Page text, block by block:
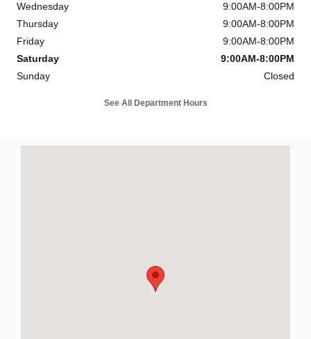
Wednesday
9:00AM-8:00PM
Thursday
9:00AM-8:00PM
Friday
9:00AM-8:00PM
Saturday
9:00AM-8:00PM
Sunday
Closed
See All Department Hours